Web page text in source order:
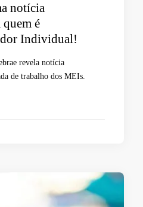
notícia
quem é
Individual!
revela notícia
de trabalho dos MEIs.